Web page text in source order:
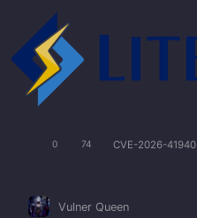
0 74 CVE-2026-41940
Vulner Queen